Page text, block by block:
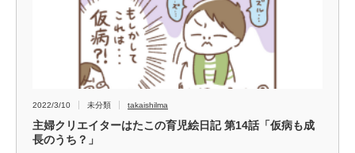
2022/3/10 未分類 takaishilma
主婦クリエイターはたこの育児絵日記 第14話「仮病も成
長のうち？」